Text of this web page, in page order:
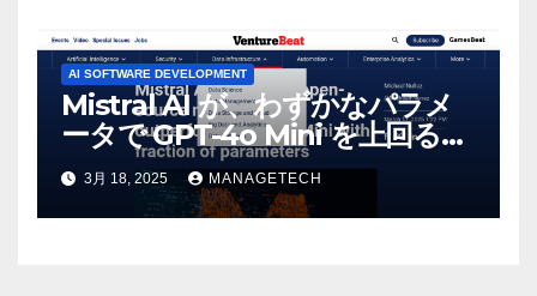
AI SOFTWARE DEVELOPMENT
Mistral AI が、わずかなパラメ
ータで GPT-4o Mini を上回る新
しいオープンソース モデルをリ
リース | VentureBeat
3月 18, 2025 MANAGETECH